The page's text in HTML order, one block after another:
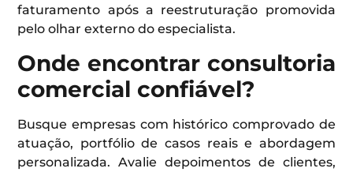
faturamento após a reestruturação promovida
pelo olhar externo do especialista.
Onde encontrar consultoria
comercial confiável?
Busque empresas com histórico comprovado de
atuação, portfólio de casos reais e abordagem
personalizada. Avalie depoimentos de clientes,